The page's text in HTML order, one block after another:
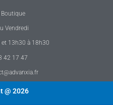
Vendredi
13h30 à 18h30
42 17 47
@ 2026